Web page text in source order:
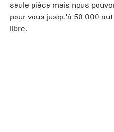
seule pièce mais nous
pour vous jusqu'à 50 000
libre.